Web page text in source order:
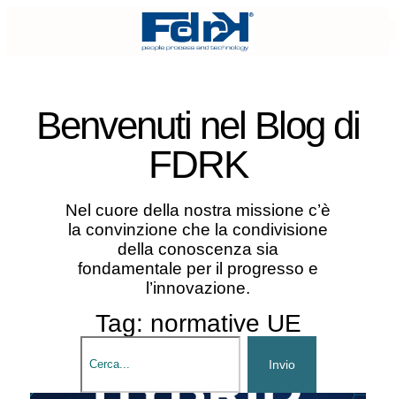
Benvenuti nel Blog di
FDRK
Nel cuore della nostra missione c’è
la convinzione che la condivisione
della conoscenza sia
fondamentale per il progresso e
l’innovazione.
Tag: normative UE
Invio